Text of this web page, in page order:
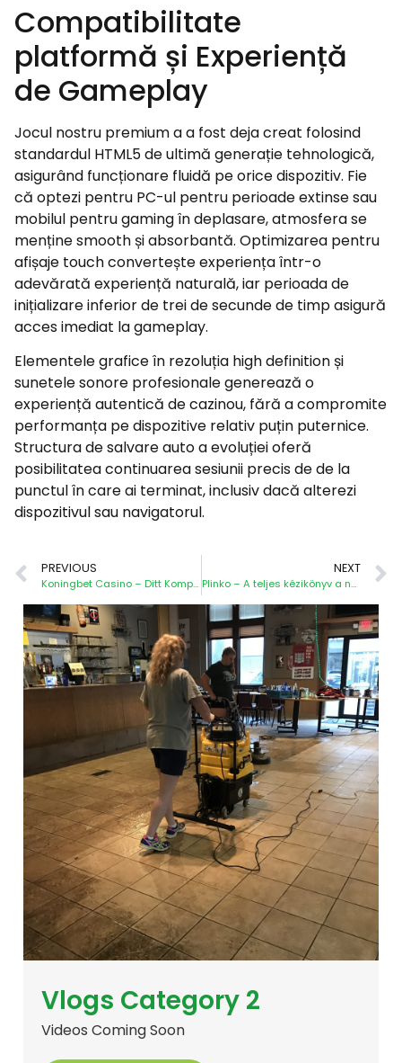
Compatibilitate
platformă și Experiență
de Gameplay
Jocul nostru premium a a fost deja creat folosind
standardul HTML5 de ultimă generație tehnologică,
asigurând funcționare fluidă pe orice dispozitiv. Fie
că optezi pentru PC-ul pentru perioade extinse sau
mobilul pentru gaming în deplasare, atmosfera se
menține smooth și absorbantă. Optimizarea pentru
afișaje touch convertește experiența într-o
adevărată experiență naturală, iar perioada de
inițializare inferior de trei de secunde de timp asigură
acces imediat la gameplay.
Elementele grafice în rezoluția high definition și
sunetele sonore profesionale generează o
experiență autentică de cazinou, fără a compromite
performanța pe dispozitive relativ puțin puternice.
Structura de salvare auto a evoluției oferă
posibilitatea continuarea sesiunii precis de de la
punctul în care ai terminat, inclusiv dacă alterezi
dispozitivul sau navigatorul.
PREVIOUS
Koningbet Casino – Ditt Kompletta Guide till Gaming och Underhållning
NEXT
Plinko – A teljes kézikönyv a népszerű kaszinójátékhoz
Vlogs Category 2
Videos Coming Soon